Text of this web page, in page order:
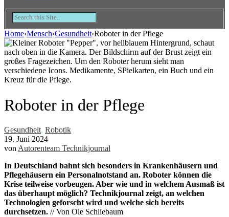
Home›Mensch›Gesundheit›Roboter in der Pflege
Roboter in der Pflege
Gesundheit, Robotik
19. Juni 2024
von Autorenteam Technikjournal
In Deutschland bahnt sich besonders in Krankenhäusern und
Pflegehäusern ein Personalnotstand an. Roboter können die
Krise teilweise vorbeugen. Aber wie und in welchem Ausmaß ist
das überhaupt möglich? Technikjournal zeigt, an welchen
Technologien geforscht wird und welche sich bereits
durchsetzen. // Von Ole Schliebaum